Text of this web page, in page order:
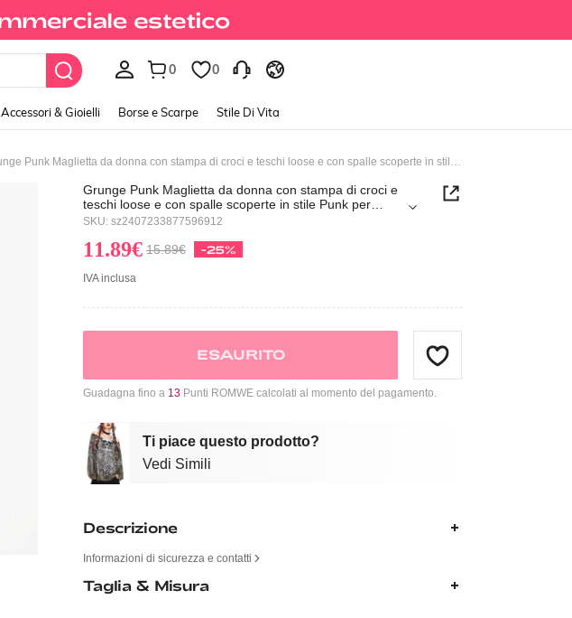
0 0
Accessori & Gioielli Borse e Scarpe Stile Di Vita
Grunge Punk Maglietta da donna con stampa di croci e teschi loose e con spalle scoperte in stile Punk per Ognissanti
Grunge Punk Maglietta da donna con stampa di croci e
teschi loose e con spalle scoperte in stile Punk per
Ognissanti
SKU: sz2407233877596912
11.89€ 15.89€ -25%
IVA inclusa
ESAURITO
Guadagna fino a 13 Punti ROMWE calcolati al momento del pagamento.
Ti piace questo prodotto?
Vedi Simili
Descrizione
Informazioni di sicurezza e contatti
Taglia & Misura